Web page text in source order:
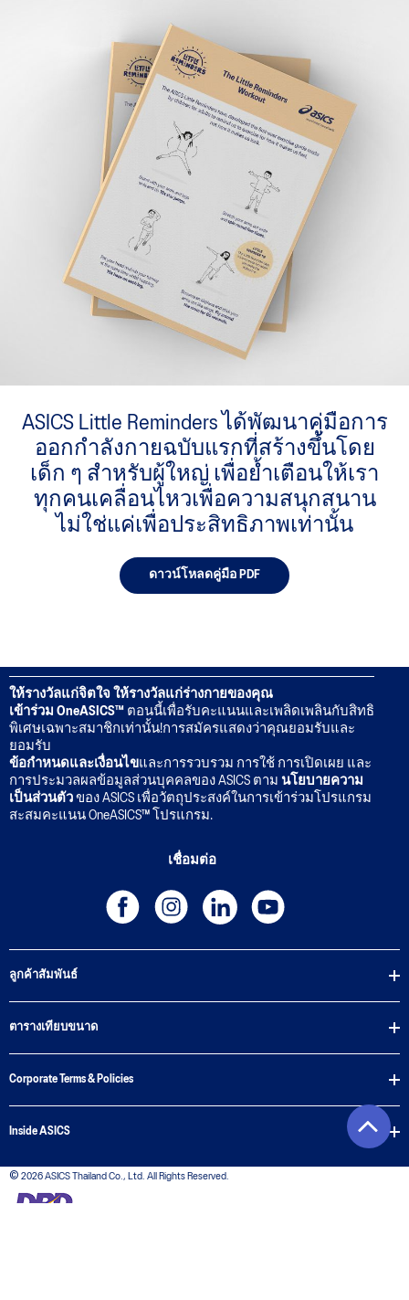
ASICS Little Reminders ได้พัฒนาคู่มือการ
ออกกำลังกายฉบับแรกที่สร้างขึ้นโดย
เด็ก ๆ สำหรับผู้ใหญ่ เพื่อย้ำเตือนให้เรา
ทุกคนเคลื่อนไหวเพื่อความสนุกสนาน
ไม่ใช่แค่เพื่อประสิทธิภาพเท่านั้น
ดาวน์โหลดคู่มือ PDF
ให้รางวัลแก่จิตใจ ให้รางวัลแก่ร่างกายของคุณ
เข้าร่วม OneASICS™ ตอนนี้เพื่อรับคะแนนและเพลิดเพลินกับสิทธิ
พิเศษเฉพาะสมาชิกเท่านั้น!การสมัครแสดงว่าคุณยอมรับและ
ยอมรับ
ข้อกำหนดและเงื่อนไข และการรวบรวม การใช้ การเปิดเผย และ
การประมวลผลข้อมูลส่วนบุคคลของ ASICS ตาม นโยบายความ
เป็นส่วนตัว ของ ASICS เพื่อวัตถุประสงค์ในการเข้าร่วมโปรแกรม
สะสมคะแนน OneASICS™ โปรแกรม.
เชื่อมต่อ
ลูกค้าสัมพันธ์
ตารางเทียบขนาด
Corporate Terms & Policies
Inside ASICS
© 2026 ASICS Thailand Co., Ltd. All Rights Reserved.